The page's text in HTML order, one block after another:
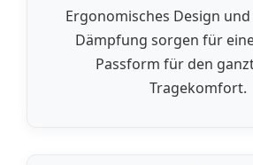
Ergonomisches Design
Dämpfung sorgen für
Passform für den
Tragekomfort.